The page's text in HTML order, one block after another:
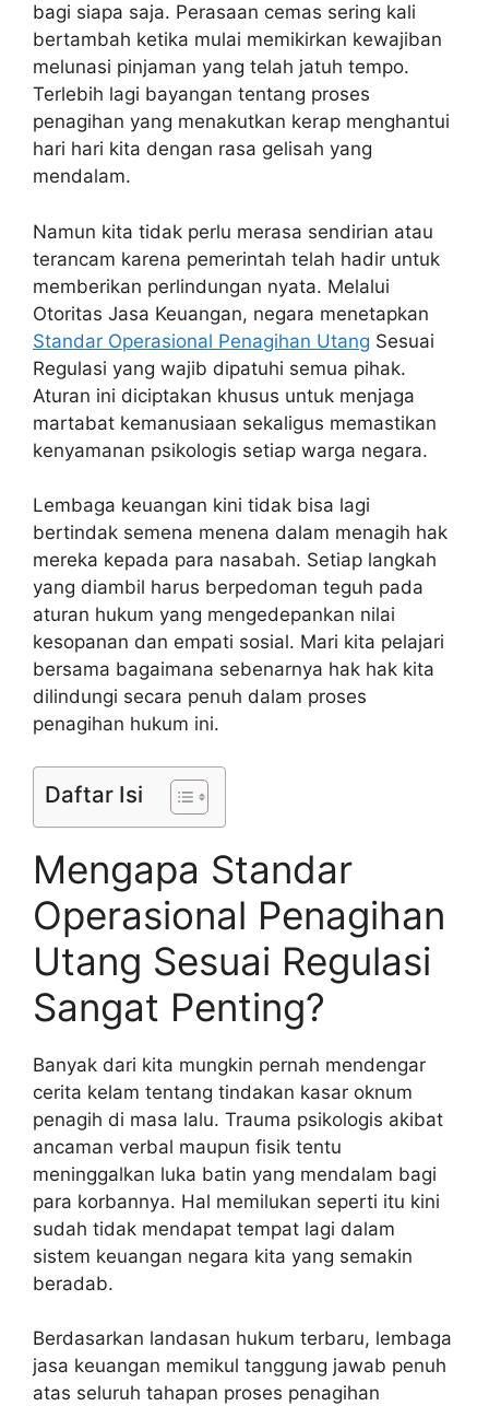
bagi siapa saja. Perasaan cemas sering kali
bertambah ketika mulai memikirkan kewajiban
melunasi pinjaman yang telah jatuh tempo.
Terlebih lagi bayangan tentang proses
penagihan yang menakutkan kerap menghantui
hari hari kita dengan rasa gelisah yang
mendalam.
Namun kita tidak perlu merasa sendirian atau
terancam karena pemerintah telah hadir untuk
memberikan perlindungan nyata. Melalui
Otoritas Jasa Keuangan, negara menetapkan
Standar Operasional Penagihan Utang Sesuai
Regulasi yang wajib dipatuhi semua pihak.
Aturan ini diciptakan khusus untuk menjaga
martabat kemanusiaan sekaligus memastikan
kenyamanan psikologis setiap warga negara.
Lembaga keuangan kini tidak bisa lagi
bertindak semena menena dalam menagih hak
mereka kepada para nasabah. Setiap langkah
yang diambil harus berpedoman teguh pada
aturan hukum yang mengedepankan nilai
kesopanan dan empati sosial. Mari kita pelajari
bersama bagaimana sebenarnya hak hak kita
dilindungi secara penuh dalam proses
penagihan hukum ini.
Daftar Isi
Mengapa Standar
Operasional Penagihan
Utang Sesuai Regulasi
Sangat Penting?
Banyak dari kita mungkin pernah mendengar
cerita kelam tentang tindakan kasar oknum
penagih di masa lalu. Trauma psikologis akibat
ancaman verbal maupun fisik tentu
meninggalkan luka batin yang mendalam bagi
para korbannya. Hal memilukan seperti itu kini
sudah tidak mendapat tempat lagi dalam
sistem keuangan negara kita yang semakin
beradab.
Berdasarkan landasan hukum terbaru, lembaga
jasa keuangan memikul tanggung jawab penuh
atas seluruh tahapan proses penagihan